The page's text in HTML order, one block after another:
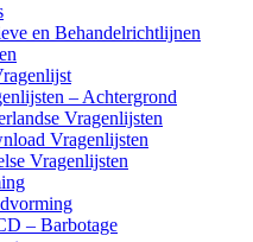
en Behandelrichtlijnen
– Achtergrond
Vragenlijsten
Vragenlijsten
Vragenlijsten
– Barbotage